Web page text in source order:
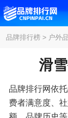
品牌排行榜> 户外
滑
品牌排行网依
费者满意度、